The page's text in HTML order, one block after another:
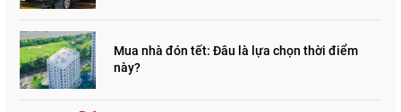
Mua nhà đón tết: Đâu là lựa chọn thời điểm
này?